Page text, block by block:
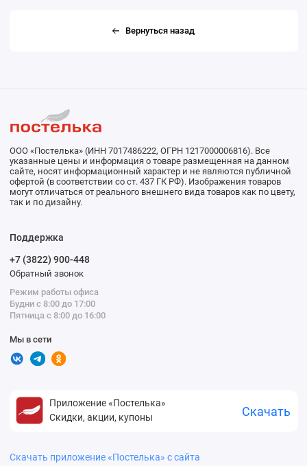
Вернуться назад
ООО «Постелька» (ИНН 7017486222, ОГРН 1217000006816). Все
указанные цены и информация о товаре размещенная на данном
сайте, носят информационный характер и не являются публичной
офертой (в соответствии со ст. 437 ГК РФ). Изображения товаров
могут отличаться от реального внешнего вида товаров как по цвету,
так и по дизайну.
Поддержка
+7 (3822) 900-448
Обратный звонок
Режим работы офиса
Будни с 8:00 до 17:00
Пятница с 8:00 до 16:00
Мы в сети
Приложение «Постелька»
Скидки, акции, купоны
Скачать
Скачать приложение «Постелька» с сайта